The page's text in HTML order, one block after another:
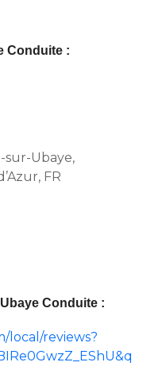
Conduite :
sur-Ubaye,
FR
Conduite :
local/reviews?